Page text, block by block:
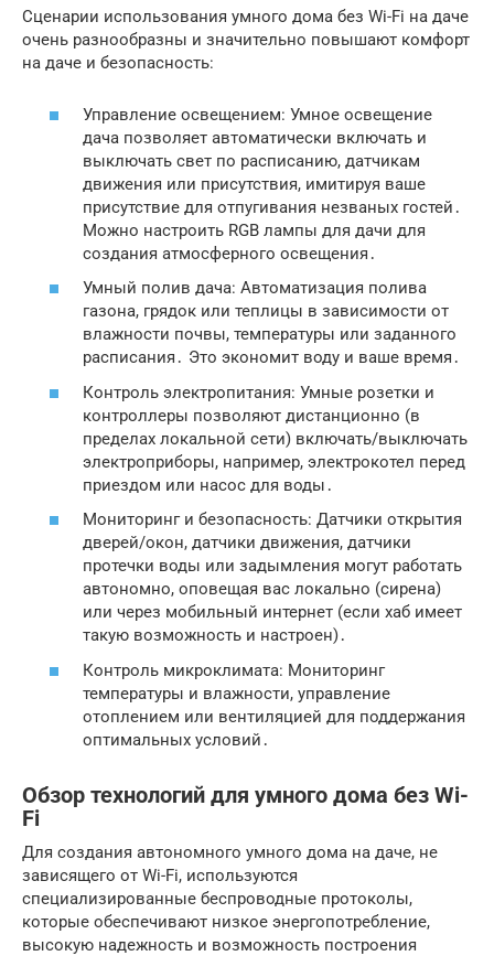
Сценарии использования умного дома без Wi-Fi на даче
очень разнообразны и значительно повышают комфорт
на даче и безопасность:
Управление освещением: Умное освещение
дача позволяет автоматически включать и
выключать свет по расписанию, датчикам
движения или присутствия, имитируя ваше
присутствие для отпугивания незваных гостей․
Можно настроить RGB лампы для дачи для
создания атмосферного освещения․
Умный полив дача: Автоматизация полива
газона, грядок или теплицы в зависимости от
влажности почвы, температуры или заданного
расписания․ Это экономит воду и ваше время․
Контроль электропитания: Умные розетки и
контроллеры позволяют дистанционно (в
пределах локальной сети) включать/выключать
электроприборы, например, электрокотел перед
приездом или насос для воды․
Мониторинг и безопасность: Датчики открытия
дверей/окон, датчики движения, датчики
протечки воды или задымления могут работать
автономно, оповещая вас локально (сирена)
или через мобильный интернет (если хаб имеет
такую возможность и настроен)․
Контроль микроклимата: Мониторинг
температуры и влажности, управление
отоплением или вентиляцией для поддержания
оптимальных условий․
Обзор технологий для умного дома без Wi-
Fi
Для создания автономного умного дома на даче, не
зависящего от Wi-Fi, используются
специализированные беспроводные протоколы,
которые обеспечивают низкое энергопотребление,
высокую надежность и возможность построения